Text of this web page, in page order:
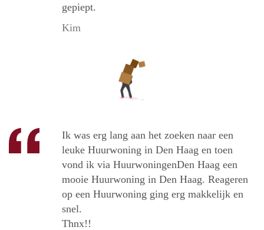
gepiept.
Kim
Ik was erg lang aan het zoeken naar een
leuke Huurwoning in Den Haag en toen
vond ik via HuurwoningenDen Haag een
mooie Huurwoning in Den Haag. Reageren
op een Huurwoning ging erg makkelijk en
snel.
Thnx!!